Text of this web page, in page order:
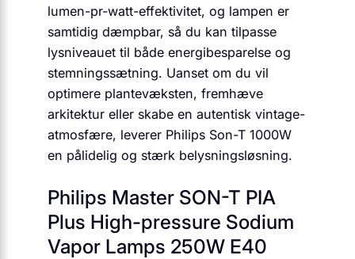
lumen-pr-watt-effektivitet, og lampen er
samtidig dæmpbar, så du kan tilpasse
lysniveauet til både energibesparelse og
stemningssætning. Uanset om du vil
optimere plantevæksten, fremhæve
arkitektur eller skabe en autentisk vintage-
atmosfære, leverer Philips Son-T 1000W
en pålidelig og stærk belysningsløsning.
Philips Master SON-T PIA
Plus High-pressure Sodium
Vapor Lamps 250W E40